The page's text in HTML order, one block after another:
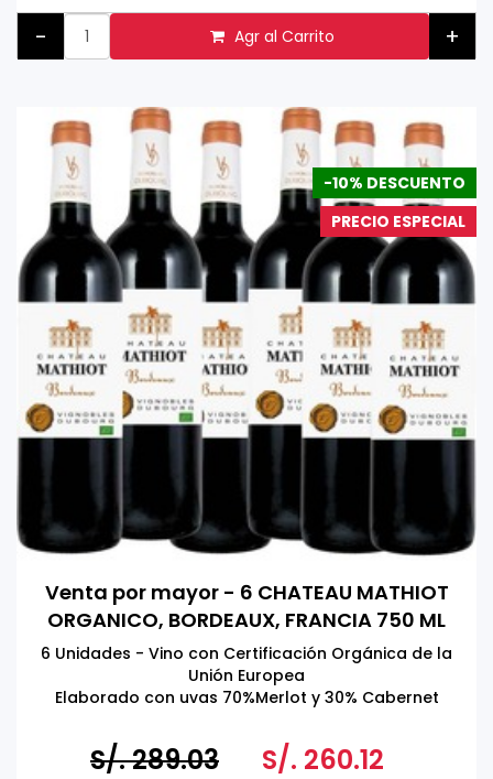
- Agr al Carrito +
-10% DESCUENTO
PRECIO ESPECIAL
Venta por mayor - 6 CHATEAU MATHIOT
ORGANICO, BORDEAUX, FRANCIA 750 ML
6 Unidades - Vino con Certificación Orgánica de la
Unión Europea
Elaborado con uvas 70%Merlot y 30% Cabernet
S/. 289.03 S/. 260.12